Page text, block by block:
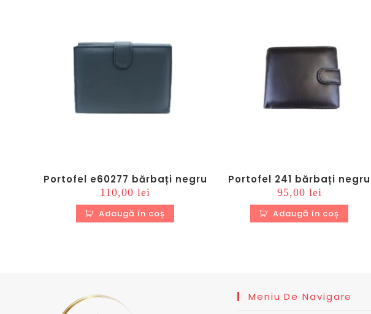
Portofel e60277 bărbați negru
110,00lei
Adaugă în coș
Portofel 241 bărbați negru
95,00 lei
Adaugă în coș
Meniu De Navigare